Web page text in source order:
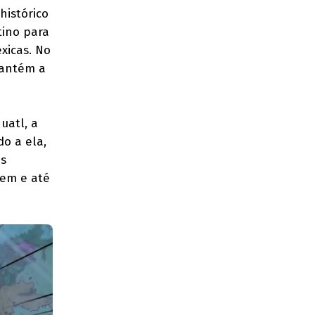
para
No
a
a
a ela,
e até